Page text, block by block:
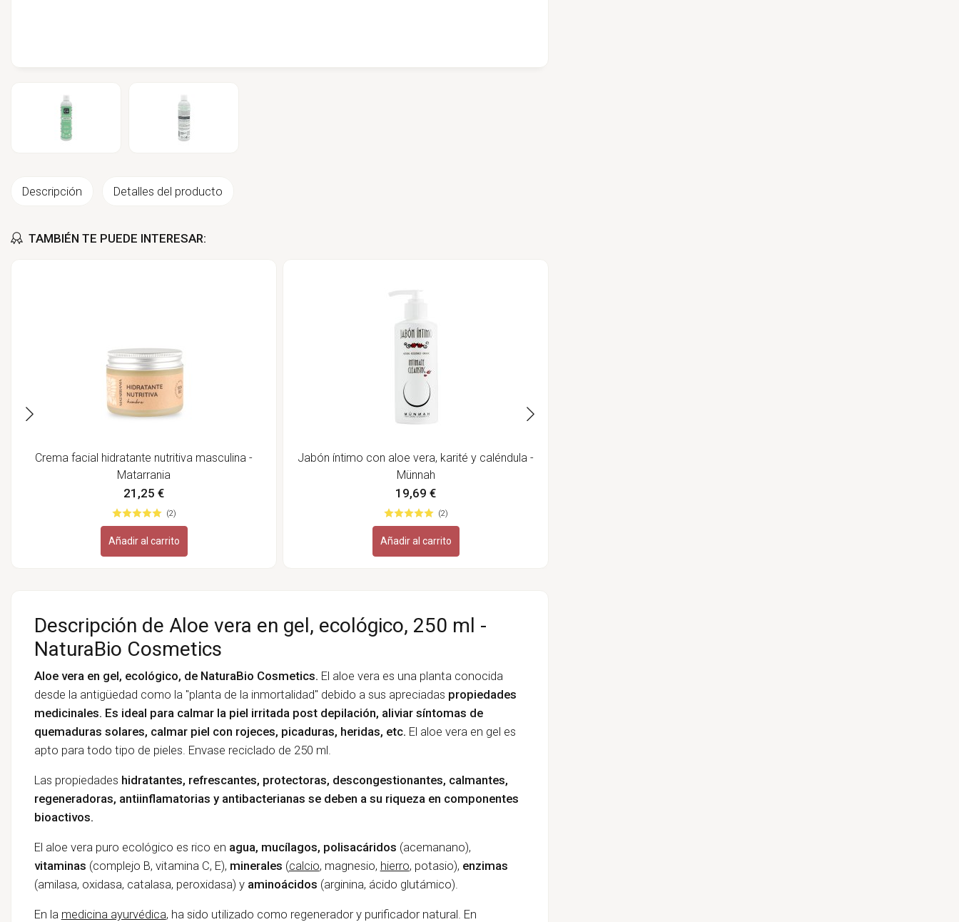
Descripción Detalles del producto
TAMBIÉN TE PUEDE INTERESAR:
Crema facial hidratante nutritiva masculina -
Matarrania
21,25 €
(2)
Añadir al carrito
Jabón íntimo con aloe vera, karité y caléndula -
Münnah
19,69 €
(2)
Añadir al carrito
Descripción de Aloe vera en gel, ecológico, 250 ml -
NaturaBio Cosmetics
Aloe vera en gel, ecológico, de NaturaBio Cosmetics. El aloe vera es una planta conocida
desde la antigüedad como la "planta de la inmortalidad" debido a sus apreciadas propiedades
medicinales. Es ideal para calmar la piel irritada post depilación, aliviar síntomas de
quemaduras solares, calmar piel con rojeces, picaduras, heridas, etc. El aloe vera en gel es
apto para todo tipo de pieles. Envase reciclado de 250 ml.
Las propiedades hidratantes, refrescantes, protectoras, descongestionantes, calmantes,
regeneradoras, antiinflamatorias y antibacterianas se deben a su riqueza en componentes
bioactivos.
El aloe vera puro ecológico es rico en agua, mucílagos, polisacáridos (acemanano),
vitaminas (complejo B, vitamina C, E), minerales (calcio, magnesio, hierro, potasio), enzimas
(amilasa, oxidasa, catalasa, peroxidasa) y aminoácidos (arginina, ácido glutámico).
En la medicina ayurvédica, ha sido utilizado como regenerador y purificador natural. En